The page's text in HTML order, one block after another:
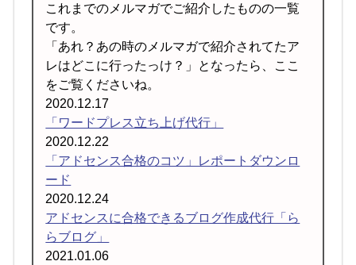
これまでのメルマガでご紹介したものの一覧
です。
「あれ？あの時のメルマガで紹介されてたア
レはどこに行ったっけ？」となったら、ここ
をご覧くださいね。
2020.12.17
「ワードプレス立ち上げ代行」
2020.12.22
「アドセンス合格のコツ」レポートダウンロ
ード
2020.12.24
アドセンスに合格できるブログ作成代行「ら
らブログ」
2021.01.06